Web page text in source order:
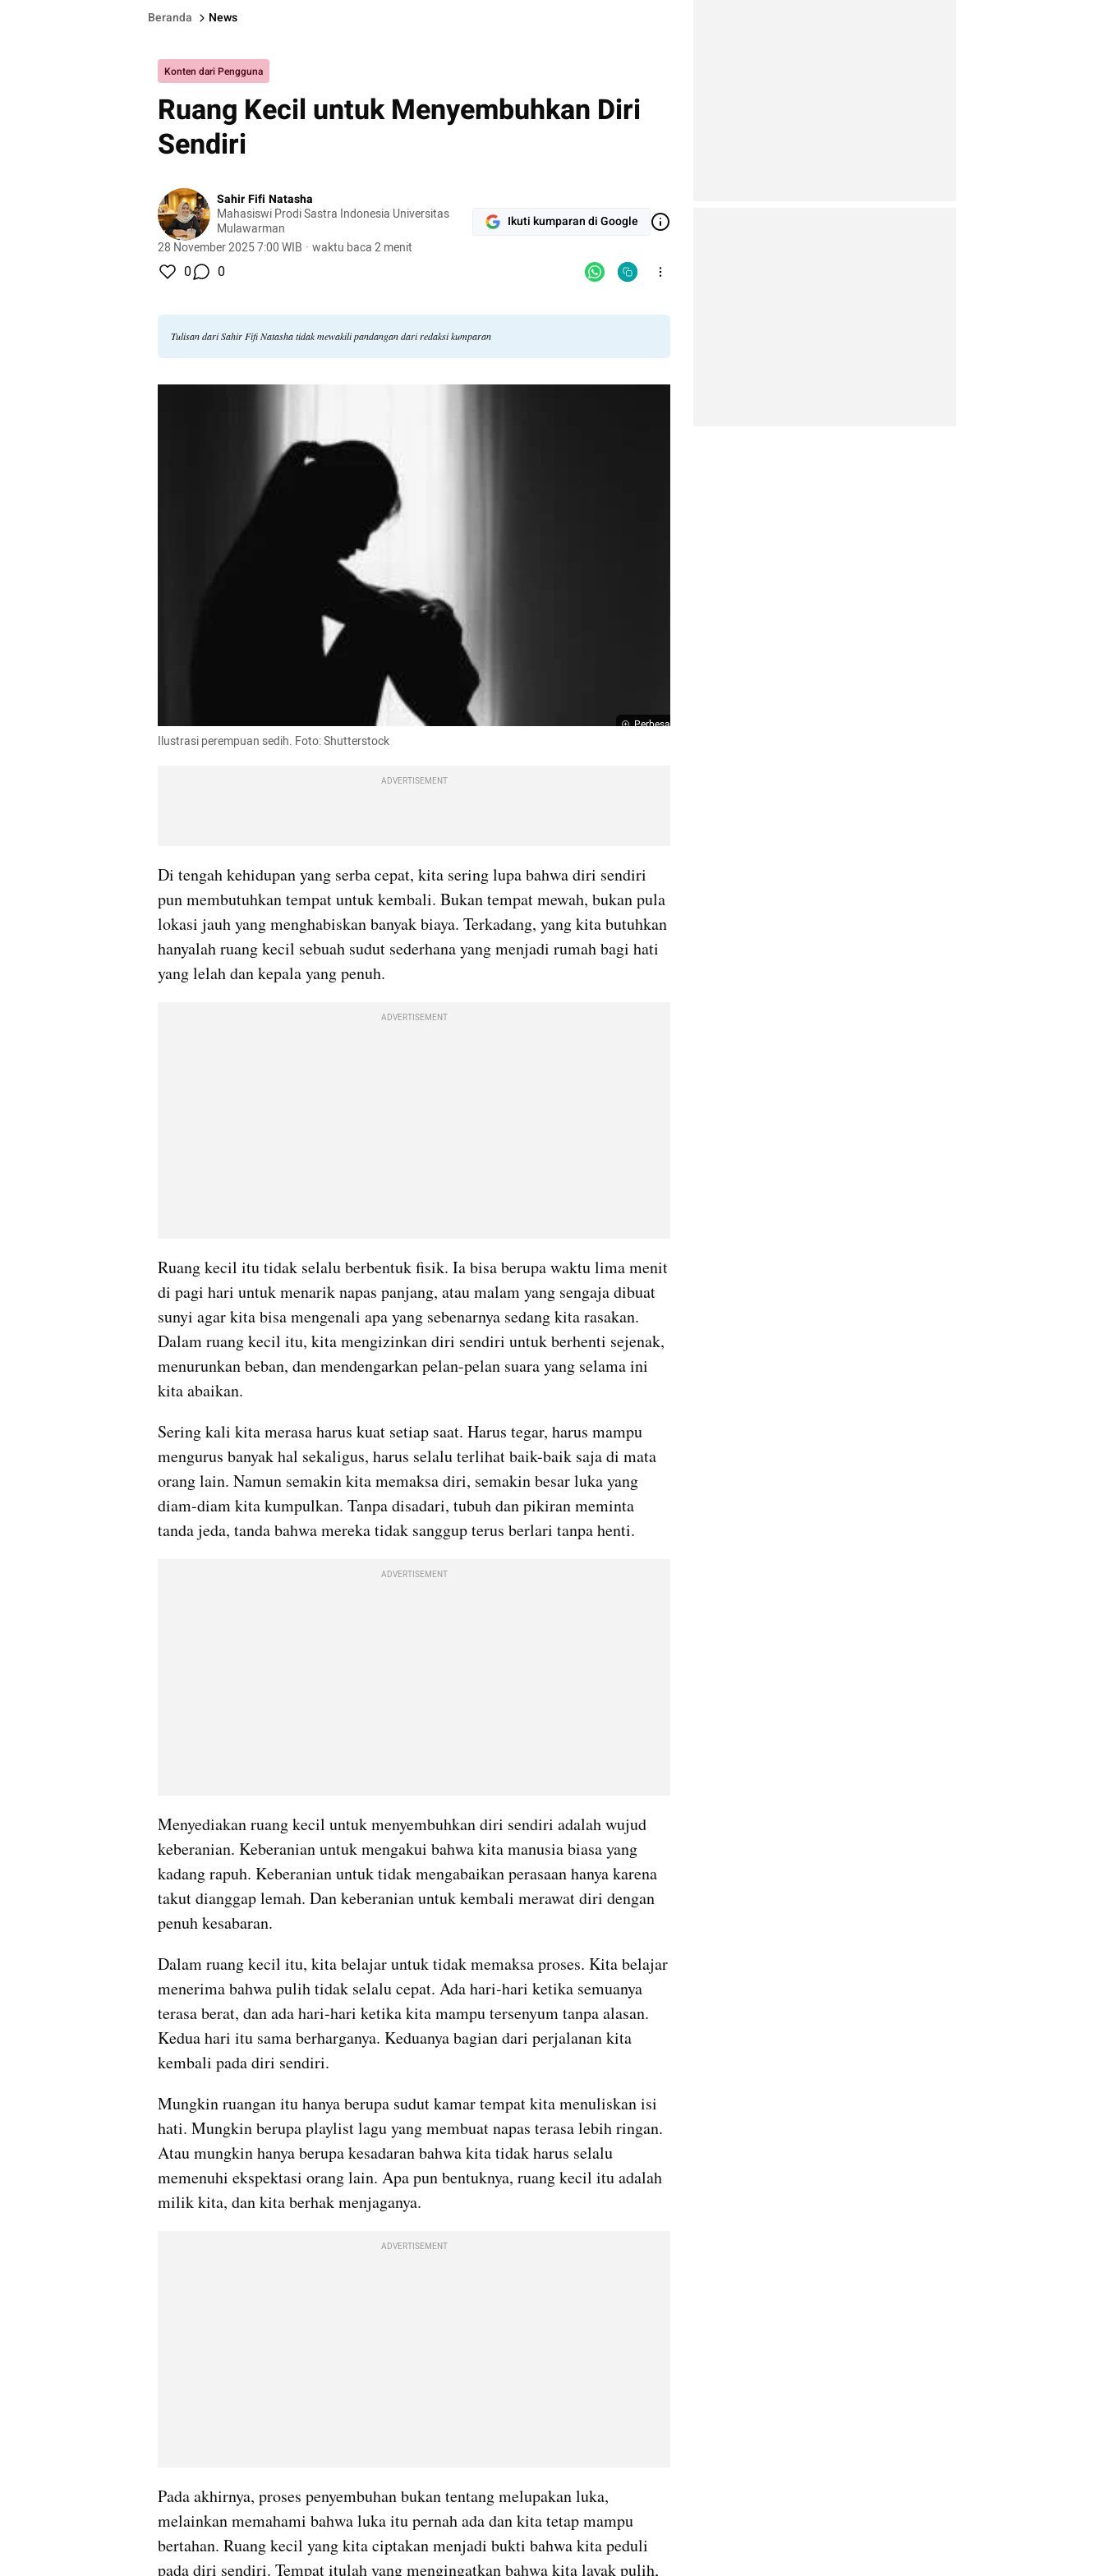
Beranda News
Konten dari Pengguna
Ruang Kecil untuk Menyembuhkan Diri
Sendiri
Sahir Fifi Natasha
Mahasiswi Prodi Sastra Indonesia Universitas
Mulawarman
28 November 2025 7:00 WIB · waktu baca 2 menit
Ikuti kumparan di Google
0 0
Tulisan dari Sahir Fifi Natasha tidak mewakili pandangan dari redaksi kumparan
Perbesar
Ilustrasi perempuan sedih. Foto: Shutterstock
ADVERTISEMENT
Di tengah kehidupan yang serba cepat, kita sering lupa bahwa diri sendiri
pun membutuhkan tempat untuk kembali. Bukan tempat mewah, bukan pula
lokasi jauh yang menghabiskan banyak biaya. Terkadang, yang kita butuhkan
hanyalah ruang kecil sebuah sudut sederhana yang menjadi rumah bagi hati
yang lelah dan kepala yang penuh.
ADVERTISEMENT
Ruang kecil itu tidak selalu berbentuk fisik. Ia bisa berupa waktu lima menit
di pagi hari untuk menarik napas panjang, atau malam yang sengaja dibuat
sunyi agar kita bisa mengenali apa yang sebenarnya sedang kita rasakan.
Dalam ruang kecil itu, kita mengizinkan diri sendiri untuk berhenti sejenak,
menurunkan beban, dan mendengarkan pelan-pelan suara yang selama ini
kita abaikan.
Sering kali kita merasa harus kuat setiap saat. Harus tegar, harus mampu
mengurus banyak hal sekaligus, harus selalu terlihat baik-baik saja di mata
orang lain. Namun semakin kita memaksa diri, semakin besar luka yang
diam-diam kita kumpulkan. Tanpa disadari, tubuh dan pikiran meminta
tanda jeda, tanda bahwa mereka tidak sanggup terus berlari tanpa henti.
ADVERTISEMENT
Menyediakan ruang kecil untuk menyembuhkan diri sendiri adalah wujud
keberanian. Keberanian untuk mengakui bahwa kita manusia biasa yang
kadang rapuh. Keberanian untuk tidak mengabaikan perasaan hanya karena
takut dianggap lemah. Dan keberanian untuk kembali merawat diri dengan
penuh kesabaran.
Dalam ruang kecil itu, kita belajar untuk tidak memaksa proses. Kita belajar
menerima bahwa pulih tidak selalu cepat. Ada hari-hari ketika semuanya
terasa berat, dan ada hari-hari ketika kita mampu tersenyum tanpa alasan.
Kedua hari itu sama berharganya. Keduanya bagian dari perjalanan kita
kembali pada diri sendiri.
Mungkin ruangan itu hanya berupa sudut kamar tempat kita menuliskan isi
hati. Mungkin berupa playlist lagu yang membuat napas terasa lebih ringan.
Atau mungkin hanya berupa kesadaran bahwa kita tidak harus selalu
memenuhi ekspektasi orang lain. Apa pun bentuknya, ruang kecil itu adalah
milik kita, dan kita berhak menjaganya.
ADVERTISEMENT
Pada akhirnya, proses penyembuhan bukan tentang melupakan luka,
melainkan memahami bahwa luka itu pernah ada dan kita tetap mampu
bertahan. Ruang kecil yang kita ciptakan menjadi bukti bahwa kita peduli
pada diri sendiri. Tempat itulah yang mengingatkan bahwa kita layak pulih,